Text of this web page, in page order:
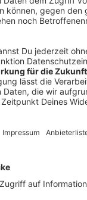
Straße: Fahrten um
Süd –
– Alfter
Gaußstr. –
zum reg.Bus um